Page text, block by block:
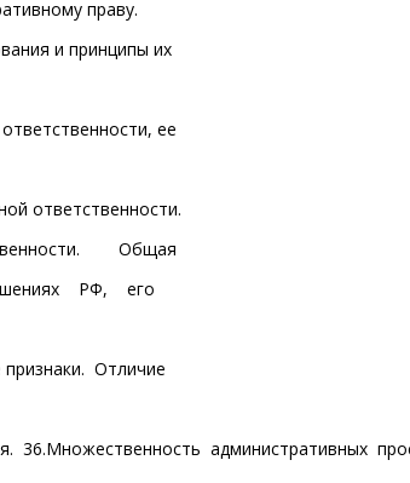
праву.
и принципы их
ее
ответственности.
Общая
РФ, его
Отличие
36.Множественность административных